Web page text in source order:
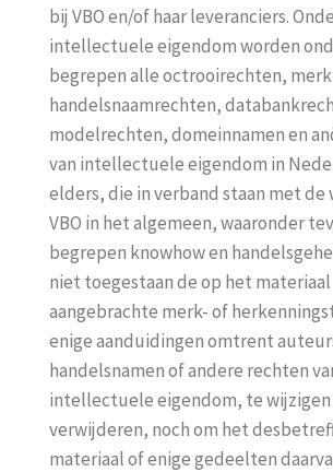
bij VBO en/of haar leveranciers.
intellectuele eigendom worden
begrepen alle octrooirechten,
handelsnaamrechten,
modelrechten, domeinnamen en
van intellectuele eigendom in
elders, die in verband staan met de
VBO in het algemeen, waaronder
begrepen knowhow en
niet toegestaan de op het materiaal
aangebrachte merk- of
enige aanduidingen omtrent
handelsnamen of andere rechten
intellectuele eigendom, te
verwijderen, noch om het
materiaal of enige gedeelten